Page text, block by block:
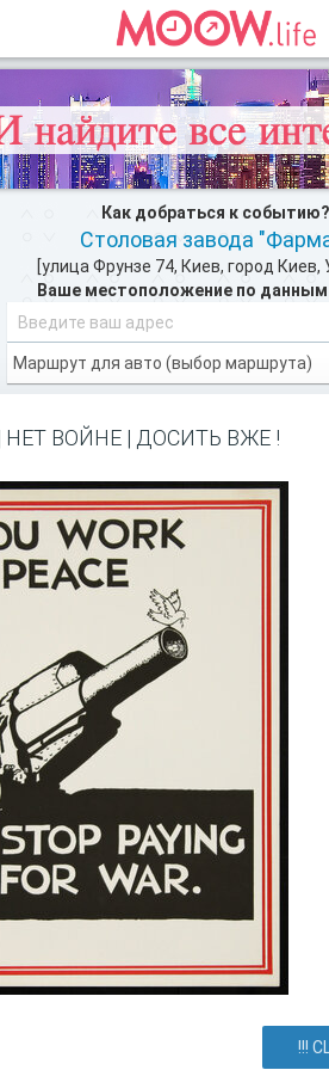
Как добраться к событию?
Столовая завода
[улица Фрунзе 74, Киев, город Киев,
Ваше местоположение по данным
Moow.life и
на мероприятие или
Киев, город Киев, Украина. Как
| НЕТ ВОЙНЕ | ДОСИТЬ ВЖЕ !
!!!